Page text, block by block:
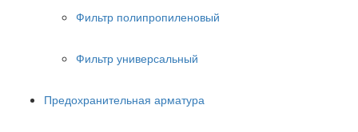
Фильтр полипропиленовый
Фильтр универсальный
Предохранительная арматура